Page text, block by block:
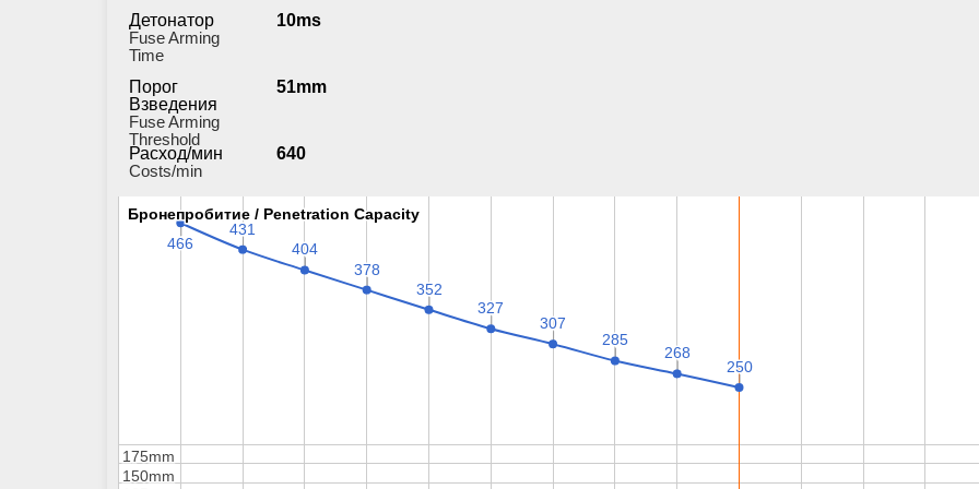
Детонатор
Fuse Arming
Time
10ms
Порог
Взведения
Fuse Arming
Threshold
51mm
Расход/мин
Costs/min
640
Бронепробитие / Penetration Capacity
Бронепробитие / Penetration Capacity
150mm
150mm
175mm
175mm
466
466
431
431
404
404
378
378
352
352
327
327
307
307
285
285
268
268
250
250